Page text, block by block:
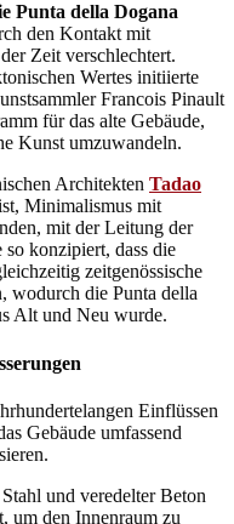
Punta della Dogana
den Kontakt mit
Zeit verschlechtert.
Wertes initiierte
Francois Pinault
für das alte Gebäude,
Kunst umzuwandeln.
Architekten Tadao
Minimalismus mit
mit der Leitung der
konzipiert, dass die
zeitgenössische
wodurch die Punta della
Alt und Neu wurde.
Einflüssen
Gebäude umfassend
und veredelter Beton
um den Innenraum zu